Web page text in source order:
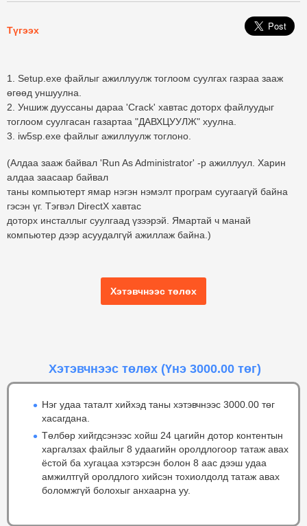
Түгээх
1. Setup.exe файлыг ажиллуулж тоглоом суулгах газраа зааж
өгөөд уншуулна.
2. Уншиж дууссаны дараа 'Crack' хавтас доторх файлуудыг
тоглоом суулгасан газартаа "ДАВХЦУУЛЖ" хуулна.
3. iw5sp.exe файлыг ажиллуулж тоглоно.
(Алдаа зааж байвал 'Run As Administrator' -р ажиллуул. Харин
алдаа заасаар байвал
таны компьютерт ямар нэгэн нэмэлт програм суугаагүй байна
гэсэн үг. Тэгвэл DirectX хавтас
доторх инсталлыг суулгаад үзээрэй. Ямартай ч манай
компьютер дээр асуудалгүй ажиллаж байна.)
Хэтэвчнээс төлөх
Хэтэвчнээс төлөх (Үнэ 3000.00 төг)
Нэг удаа таталт хийхэд таны хэтэвчнээс 3000.00 төг
хасагдана.
Төлбөр хийгдсэнээс хойш 24 цагийн дотор контентын
харгалзах файлыг 8 удаагийн оролдлогоор татаж авах
ёстой ба хугацаа хэтэрсэн болон 8 аас дээш удаа
амжилтгүй оролдлого хийсэн тохиолдолд татаж авах
боломжгүй болохыг анхаарна уу.